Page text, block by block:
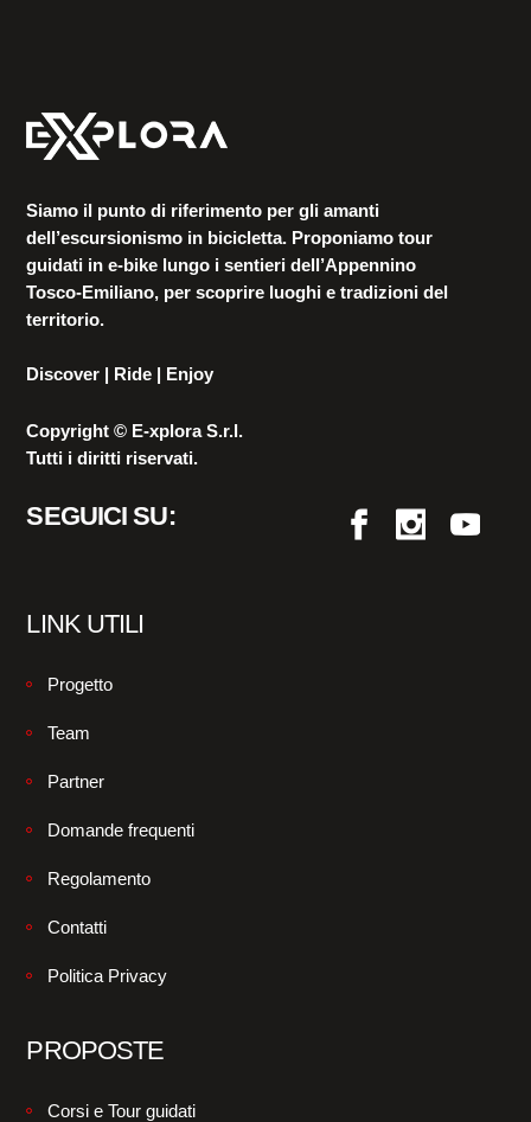
Siamo il punto di riferimento per gli amanti
dell’escursionismo in bicicletta. Proponiamo tour
guidati in e-bike lungo i sentieri dell’Appennino
Tosco-Emiliano, per scoprire luoghi e tradizioni del
territorio.
Discover | Ride | Enjoy
Copyright © E-xplora S.r.l.
Tutti i diritti riservati.
SEGUICI SU:
LINK UTILI
Progetto
Team
Partner
Domande frequenti
Regolamento
Contatti
Politica Privacy
PROPOSTE
Corsi e Tour guidati